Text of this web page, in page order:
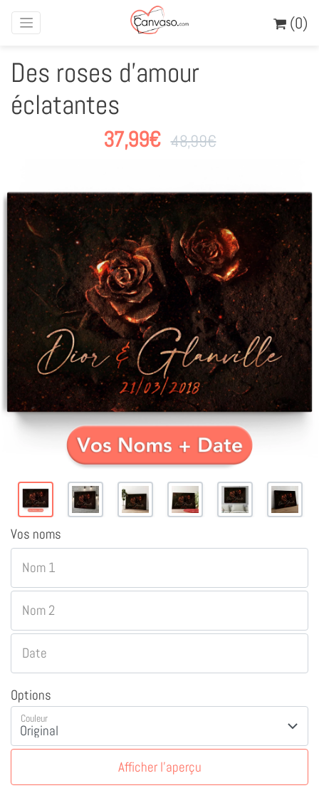
(0)
Des roses d'amour
éclatantes
37,99€ 48,99€
Vos noms
Nom 1
Nom 2
Date
Options
Couleur
Afficher l'aperçu